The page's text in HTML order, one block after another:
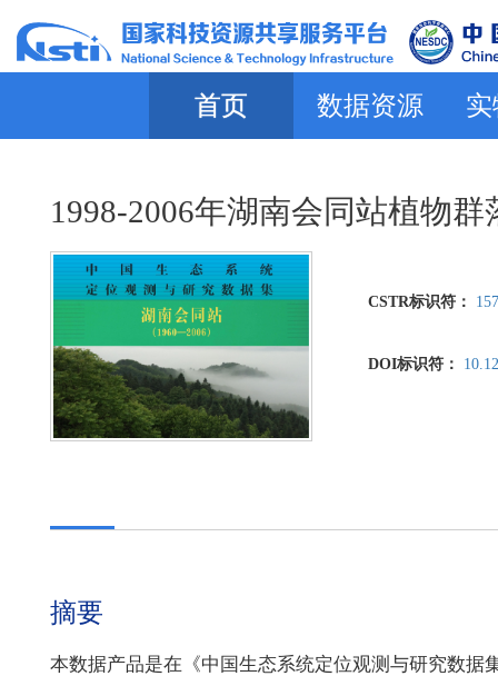
首页 数据资源
1998-2006年湖南会同站植物
CSTR标识符：
DOI标识符：
摘要
本数据产品是在《中国生态系统定位观测与研究数据